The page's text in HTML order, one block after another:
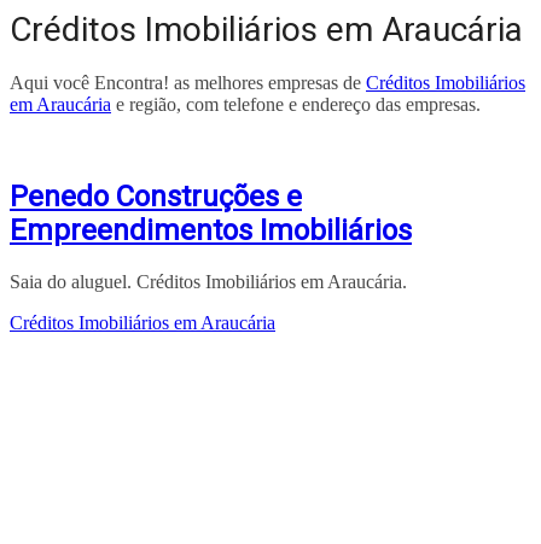
Créditos Imobiliários em Araucária
Aqui você Encontra! as melhores empresas de Créditos Imobiliários
em Araucária e região, com telefone e endereço das empresas.
Penedo Construções e
Empreendimentos Imobiliários
Saia do aluguel. Créditos Imobiliários em Araucária.
Créditos Imobiliários em Araucária